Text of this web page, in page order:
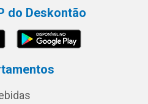
do Deskontão